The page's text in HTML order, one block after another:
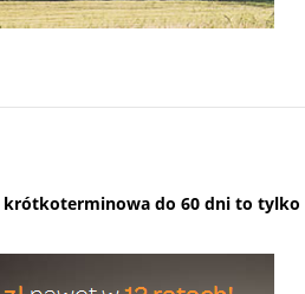
krótkoterminowa do 60 dni to tylko